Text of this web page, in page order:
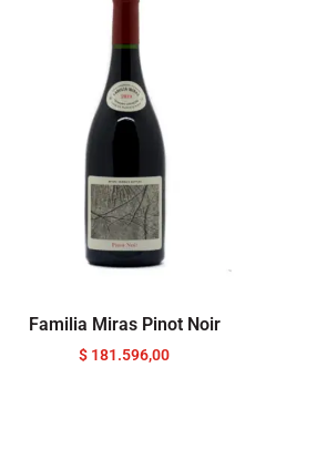
Familia Miras Pinot Noir
$ 181.596,00